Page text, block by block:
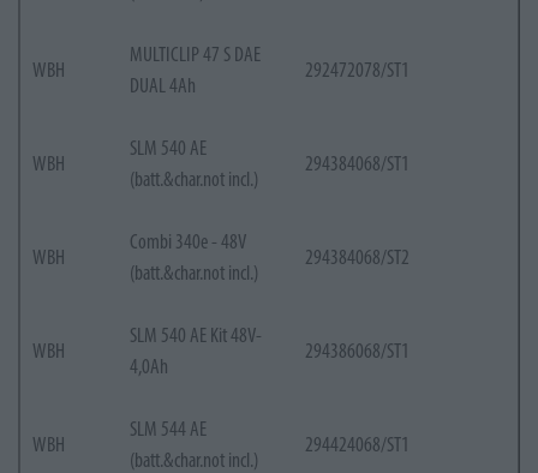
WBH
MULTICLIP 47 S DAE
DUAL 4Ah
292472078/ST1
WBH
SLM 540 AE
(batt.&char.not incl.)
294384068/ST1
WBH
Combi 340e - 48V
(batt.&char.not incl.)
294384068/ST2
WBH
SLM 540 AE Kit 48V-
4,0Ah
294386068/ST1
WBH
SLM 544 AE
(batt.&char.not incl.)
294424068/ST1